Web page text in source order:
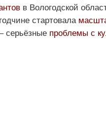
в Вологодской
стартовала
серьёзные проблемы с